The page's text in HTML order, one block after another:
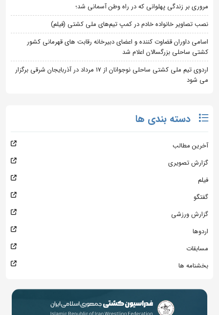
مروری بر زندگی پهلوانی که در راه وطن آسمانی شد؛
نصب تصاویر خانواده خادم در کمپ تیم‌های ملی کشتی (فیلم)
اسامی داوران قضاوت کننده و اعضای دبیرخانه رقابت های قهرمانی کشور
کشتی ساحلی بزرگسالان اعلام شد
اردوی تیم ملی کشتی ساحلی نوجوانان از 17 مرداد در آذربایجان شرقی برگزار
می شود
دسته بندی ها
آخرین مطالب
گزارش تصویری
فیلم
گفتگو
گزارش ورزشی
اردوها
مسابقات
بخشنامه ها